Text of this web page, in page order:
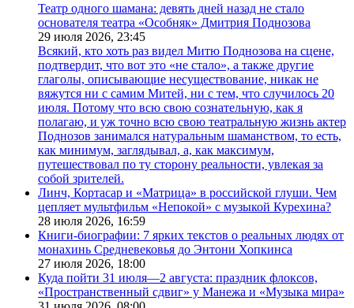
Театр одного шамана: девять дней назад не стало
основателя театра «Особняк» Дмитрия Поднозова
29 июля 2026, 23:45
Всякий, кто хоть раз видел Митю Поднозова на сцене,
подтвердит, что вот это «не стало», а также другие
глаголы, описывающие несуществование, никак не
вяжутся ни с самим Митей, ни с тем, что случилось 20
июля. Потому что всю свою сознательную, как я
полагаю, и уж точно всю свою театральную жизнь актер
Поднозов занимался натуральным шаманством, то есть,
как минимум, заглядывал, а, как максимум,
путешествовал по ту сторону реальности, увлекая за
собой зрителей.
Линч, Кортасар и «Матрица» в российской глуши. Чем
цепляет мультфильм «Непокой» с музыкой Курехина?
28 июля 2026, 16:59
Книги-биографии: 7 ярких текстов о реальных людях от
монахинь Средневековья до Энтони Хопкинса
27 июля 2026, 18:00
Куда пойти 31 июля—2 августа: праздник флоксов,
«Пространственный сдвиг» у Манежа и «Музыка мира»